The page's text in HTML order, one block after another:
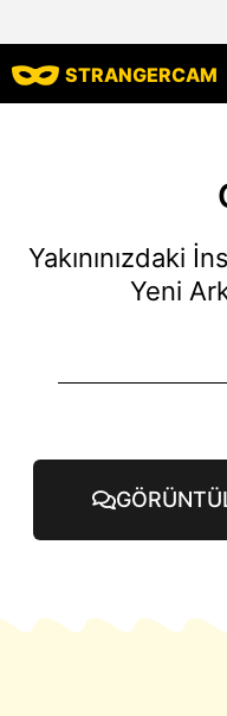
STRANGERCAM
Yakınınızdaki
Yeni